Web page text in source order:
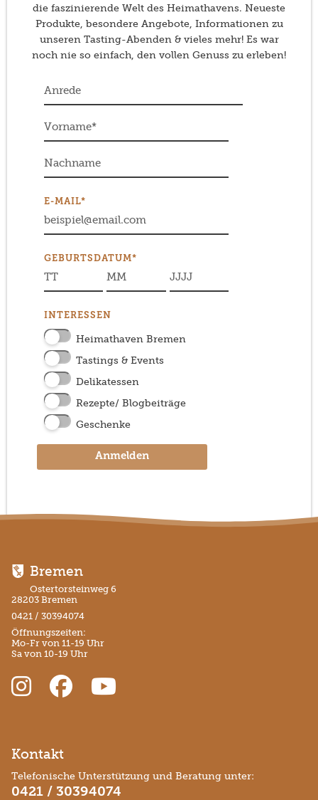
die faszinierende Welt des Heimathavens. Neueste
Produkte, besondere Angebote, Informationen zu
unseren Tasting-Abenden & vieles mehr! Es war
noch nie so einfach, den vollen Genuss zu erleben!
E-MAIL*
GEBURTSDATUM*
INTERESSEN
Heimathaven Bremen
Tastings & Events
Delikatessen
Rezepte/ Blogbeiträge
Geschenke
Anmelden
Bremen
Ostertorsteinweg 6
28203 Bremen
0421 / 30394074
Öffnungszeiten:
Mo-Fr von 11-19 Uhr
Sa von 10-19 Uhr
Kontakt
Telefonische Unterstützung und Beratung unter:
0421 / 30394074